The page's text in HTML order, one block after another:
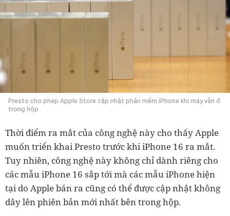
Presto cho phép Apple Store cập nhật phần mềm iPhone khi máy vẫn ở
trong hộp
Thời điểm ra mắt của công nghệ này cho thấy Apple
muốn triển khai Presto trước khi iPhone 16 ra mắt.
Tuy nhiên, công nghệ này không chỉ dành riêng cho
các mẫu iPhone 16 sắp tới mà các mẫu iPhone hiện
tại do Apple bán ra cũng có thể được cập nhật không
dây lên phiên bản mới nhất bên trong hộp.